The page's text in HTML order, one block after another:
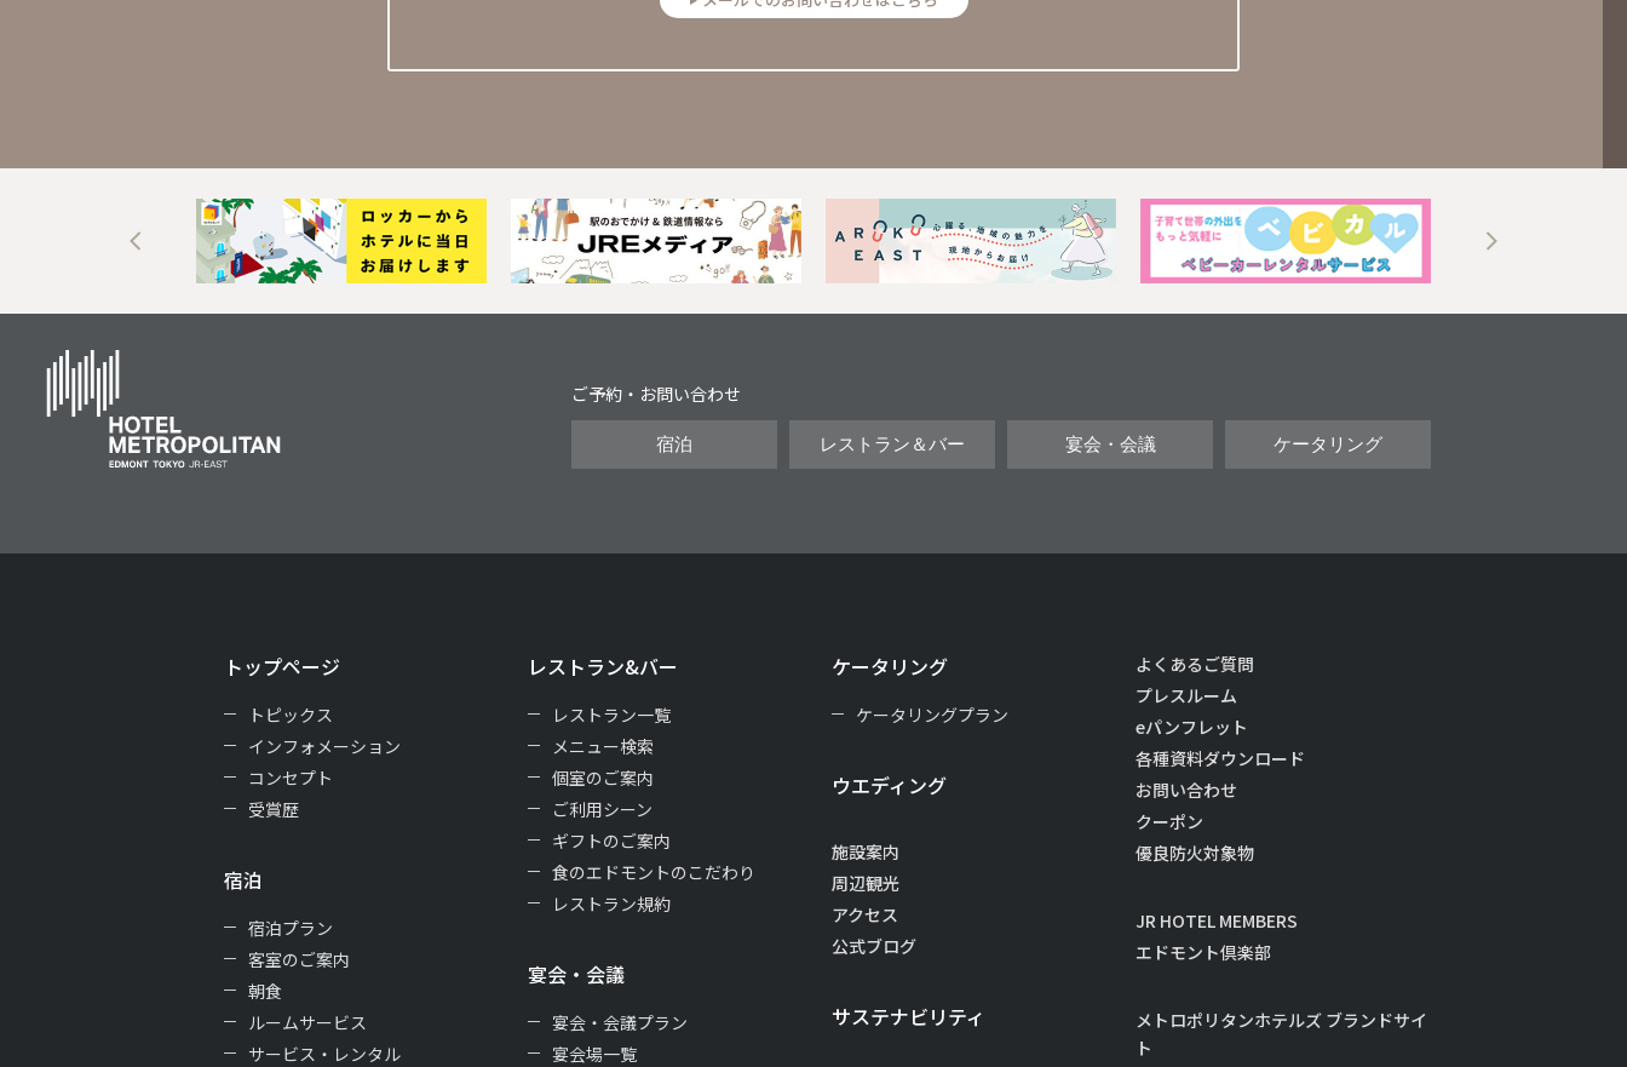
Next
ご予約・お問い合わせ
宿泊 レストラン＆バー 宴会・会議 ケータリング
トップページ
トピックス
インフォメーション
コンセプト
受賞歴
宿泊
宿泊プラン
客室のご案内
朝食
ルームサービス
サービス・レンタル
レストラン&バー
レストラン一覧
メニュー検索
個室のご案内
ご利用シーン
ギフトのご案内
食のエドモントのこだわり
レストラン規約
宴会・会議
宴会・会議プラン
宴会場一覧
ケータリング
ケータリングプラン
ウエディング
施設案内
周辺観光
アクセス
公式ブログ
サステナビリティ
よくあるご質問
プレスルーム
eパンフレット
各種資料ダウンロード
お問い合わせ
クーポン
優良防火対象物
JR HOTEL MEMBERS
エドモント倶楽部
メトロポリタンホテルズ ブランドサイ
ト